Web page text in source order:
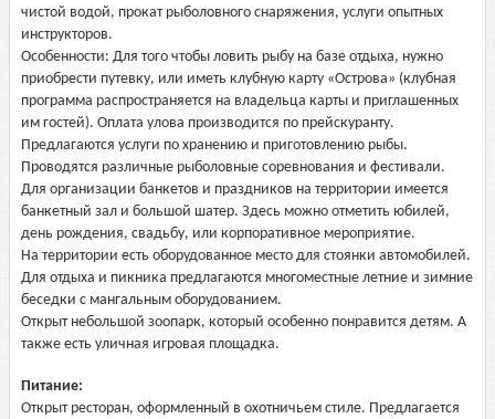
чистой водой, прокат рыболовного снаряжения, услуги опытных
инструкторов.
Особенности: Для того чтобы ловить рыбу на базе отдыха, нужно
приобрести путевку, или иметь клубную карту «Острова» (клубная
программа распространяется на владельца карты и приглашенных
им гостей). Оплата улова производится по прейскуранту.
Предлагаются услуги по хранению и приготовлению рыбы.
Проводятся различные рыболовные соревнования и фестивали.
Для организации банкетов и праздников на территории имеется
банкетный зал и большой шатер. Здесь можно отметить юбилей,
день рождения, свадьбу, или корпоративное мероприятие.
На территории есть оборудованное место для стоянки автомобилей.
Для отдыха и пикника предлагаются многоместные летние и зимние
беседки с мангальным оборудованием.
Открыт небольшой зоопарк, который особенно понравится детям. А
также есть уличная игровая площадка.
Питание:
Открыт ресторан, оформленный в охотничьем стиле. Предлагается